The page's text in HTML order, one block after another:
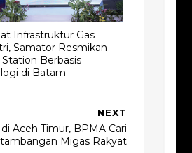
Infrastruktur Gas
Samator Resmikan
Station Berbasis
di Batam
NEXT
Aceh Timur, BPMA Cari
Migas Rakyat